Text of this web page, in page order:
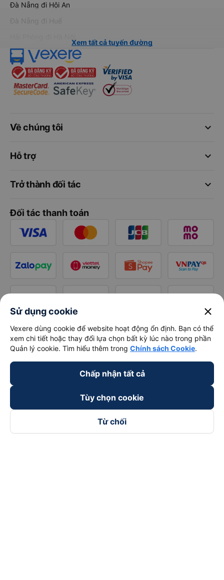
Đà Nẵng đi Hội An
Đà Nẵng đi Huế
Xem tất cả tuyến đường
keyboard_arrow_down
Về chúng tôi
keyboard_arrow_down
Hỗ trợ
keyboard_arrow_down
Trở thành đối tác
Đối tác thanh toán
Sử dụng cookie close
Vexere dùng cookie để website hoạt động ổn định. Bạn có thể
xem chi tiết hoặc thay đổi lựa chọn bất kỳ lúc nào trong phần
Quản lý cookie. Tìm hiểu thêm trong Chính sách Cookie.
Chấp nhận tất cả
Tùy chọn cookie
Từ chối